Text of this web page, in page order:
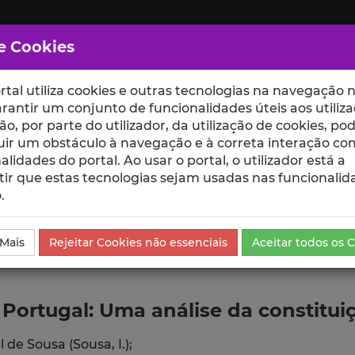
ESCOLAS UNIDADES
Uma análise da
de Sousa (Sousa, I.);
Cookies
utiliza cookies e outras tecnologias na navegação
um conjunto de funcionalidades úteis aos
por parte do utilizador, da utilização de cookies,
um obstáculo à navegação e à correta interação
do portal. Ao usar o portal, o utilizador está a
que estas tecnologias sejam usadas nas
Rejeitar Cookies não essenciais Aceitar todos os